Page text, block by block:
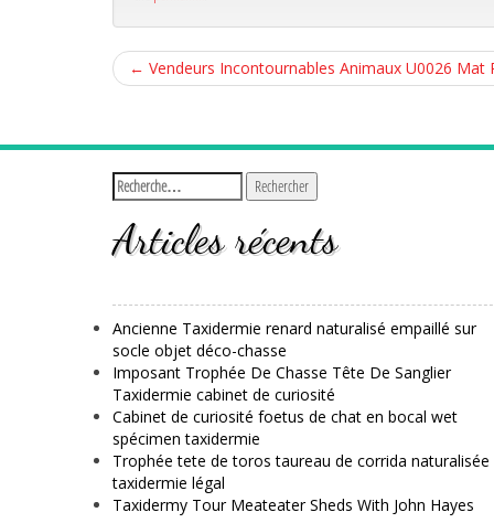
← Vendeurs Incontournables Animaux U0026
Articles récents
Ancienne Taxidermie renard naturalisé empaillé sur
socle objet déco-chasse
Imposant Trophée De Chasse Tête De Sanglier
Taxidermie cabinet de curiosité
Cabinet de curiosité foetus de chat en bocal wet
spécimen taxidermie
Trophée tete de toros taureau de corrida naturalisée
taxidermie légal
Taxidermy Tour Meateater Sheds With John Hayes